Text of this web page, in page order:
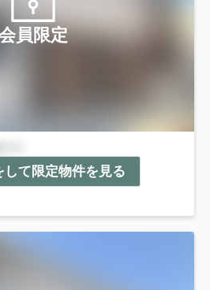
員限定
して限定物件を見る